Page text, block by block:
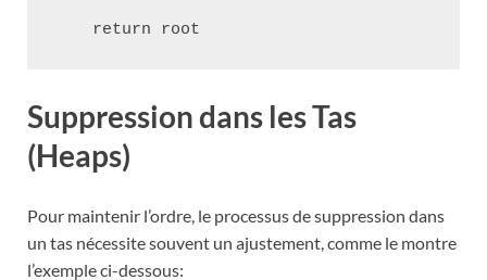
Suppression dans les Tas
(Heaps)
Pour maintenir l’ordre, le processus de suppression dans
un tas nécessite souvent un ajustement, comme le montre
l’exemple ci-dessous: